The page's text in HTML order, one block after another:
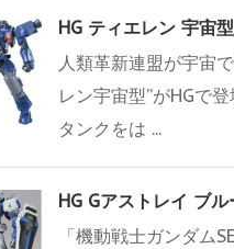
HG ティエレン 宇宙型
人類革新連盟が宇宙
レン宇宙型”がHGで
タンクをは ...
HG Gアストレイ ブ
「機動戦士ガンダム